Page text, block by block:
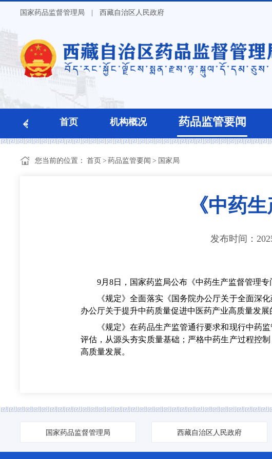
国家药品监督管理局 | 西藏自治区人民政府
首页 机构概况 药品监管要闻
您当前的位置： 首页 > 药品监管要闻 > 国家局
《中药
发布时间：
9月8日，国家药监局公布《中药生产监督管理专
《规定》全面落实《国务院办公厅关于全面深化
办公厅关于提升中药质量促进中医药产业高质量发
《规定》在药品生产监管通行要求和现行中药监
评估，从源头夯实质量基础；严格中药生产过程控
高质量发展。
国家药品监督管理局 西藏自治区人民政府